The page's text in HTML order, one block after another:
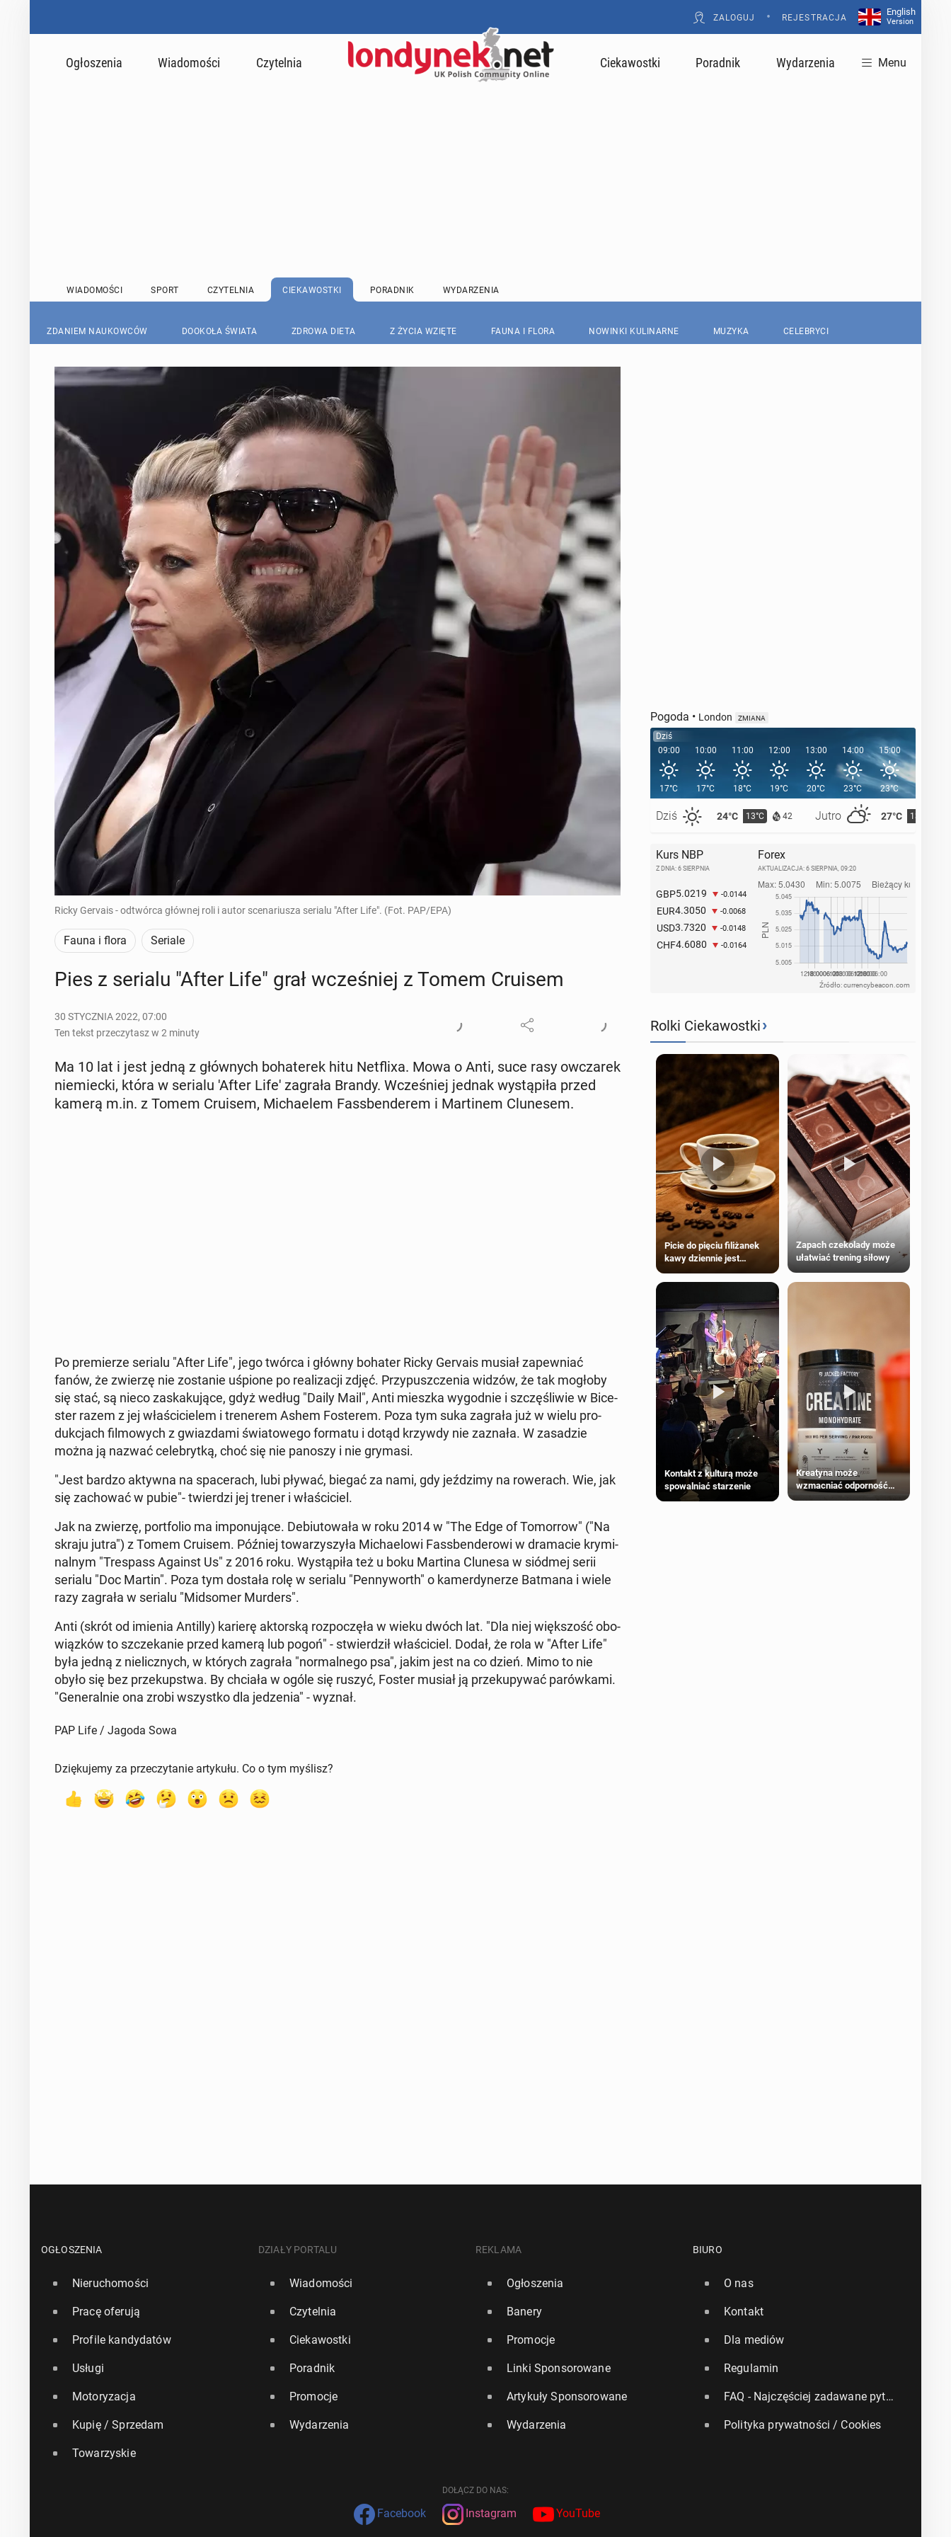
ZALOGUJ • REJESTRACJA
English
Version
Ogłoszenia Wiadomości Czytelnia Ciekawostki Poradnik Wydarzenia Menu
WIADOMOŚCI SPORT CZYTELNIA CIEKAWOSTKI PORADNIK WYDARZENIA
ZDANIEM NAUKOWCÓW DOOKOŁA ŚWIATA ZDROWA DIETA Z ŻYCIA WZIĘTE FAUNA I FLORA NOWINKI KULINARNE MUZYKA CELEBRYCI
Ricky Gervais - odtwórca głównej roli i autor scenariusza serialu "After Life". (Fot. PAP/EPA)
Fauna i flora Seriale
Pies z serialu "After Life" grał wcze­śniej z Tomem Cruisem
30 STYCZNIA 2022, 07:00
Ten tekst przeczytasz w 2 minuty
Ma 10 lat i jest jedną z głów­nych bo­ha­te­rek hitu Net­fli­xa. Mowa o Anti, suce rasy owcza­rek
nie­miec­ki, która w serialu 'After Life' zagrała Brandy. Wcze­śniej jednak wy­stą­pi­ła przed
kamerą m.in. z Tomem Cruisem, Mi­cha­elem Fass­ben­de­rem i Mar­ti­nem Clu­ne­sem.
Po pre­mie­rze serialu "After Life", jego twórca i główny bohater Ricky Gervais musiał za­pew­niać
fanów, że zwierzę nie zo­sta­nie uśpione po re­ali­za­cji zdjęć. Przy­pusz­cze­nia widzów, że tak mogłoby
się stać, są nieco za­ska­ku­ją­ce, gdyż według "Daily Mail", Anti mieszka wy­god­nie i szczę­śli­wie w Bi­ce­
ster razem z jej wła­ści­cie­lem i tre­ne­rem Ashem Fo­ste­rem. Poza tym suka zagrała już w wielu pro­
duk­cjach fil­mo­wych z gwiaz­da­mi świa­to­we­go formatu i dotąd krzywdy nie zaznała. W za­sa­dzie
można ją nazwać ce­le­bryt­ką, choć się nie panoszy i nie grymasi.
"Jest bardzo aktywna na spa­ce­rach, lubi pływać, biegać za nami, gdy jeź­dzi­my na ro­we­rach. Wie, jak
się za­cho­wać w pubie"- twier­dzi jej trener i wła­ści­ciel.
Jak na zwierzę, port­fo­lio ma im­po­nu­ją­ce. De­biu­to­wa­ła w roku 2014 w "The Edge of To­mor­row" ("Na
skraju jutra") z Tomem Cruisem. Później to­wa­rzy­szy­ła Mi­cha­elo­wi Fass­ben­de­ro­wi w dra­ma­cie kry­mi­
nal­nym "Tre­spass Against Us" z 2016 roku. Wy­stą­pi­ła też u boku Martina Clunesa w siódmej serii
serialu "Doc Martin". Poza tym dostała rolę w serialu "Pen­ny­worth" o ka­mer­dy­ne­rze Batmana i wiele
razy zagrała w serialu "Mid­so­mer Murders".
Anti (skrót od imienia Antilly) karierę ak­tor­ską roz­po­czę­ła w wieku dwóch lat. "Dla niej więk­szość obo­
wiąz­ków to szcze­ka­nie przed kamerą lub pogoń" - stwier­dził wła­ści­ciel. Dodał, że rola w "After Life"
była jedną z nie­licz­nych, w których zagrała "nor­mal­ne­go psa", jakim jest na co dzień. Mimo to nie
obyło się bez prze­kup­stwa. By chciała w ogóle się ruszyć, Foster musiał ją prze­ku­py­wać pa­rów­ka­mi.
"Ge­ne­ral­nie ona zrobi wszyst­ko dla je­dze­nia" - wyznał.
PAP Life / Jagoda Sowa
Dziękujemy za przeczytanie artykułu. Co o tym myślisz?
Pogoda • London ZMIANA
Dziś
09:00
17°C
Dziś 24°C 13°C 42 Jutro 27°C 13°C
10:00
17°C
11:00
18°C
12:00
19°C
13:00
20°C
14:00
23°C
15:00
23°C
16:00
Kurs NBP
Z DNIA: 6 SIERPNIA
GBP5.0219 -0.0144
EUR4.3050 -0.0068
USD3.7320 -0.0148
CHF4.6080 -0.0164
Forex
AKTUALIZACJA: 6 SIERPNIA, 09:20
Źródło: currencybeacon.com
Rolki Ciekawostki›
Picie do pięciu filiżanek
kawy dziennie jest
większości dorosłych
Zapach czekolady może
ułatwiać trening siłowy
Kontakt z kulturą może
spowalniać starzenie
Kreatyna może
wzmacniać odporność
przeciw nowotworom
OGŁOSZENIA
Nieruchomości
Pracę oferują
Profile kandydatów
Usługi
Motoryzacja
Kupię / Sprzedam
Towarzyskie
DZIAŁY PORTALU
Wiadomości
Czytelnia
Ciekawostki
Poradnik
Promocje
Wydarzenia
REKLAMA
Ogłoszenia
Banery
Promocje
Linki Sponsorowane
Artykuły Sponsorowane
Wydarzenia
BIURO
O nas
Kontakt
Dla mediów
Regulamin
FAQ - Najczęściej zadawane pytania
Polityka prywatności / Cookies
DOŁĄCZ DO NAS:
Facebook Instagram YouTube